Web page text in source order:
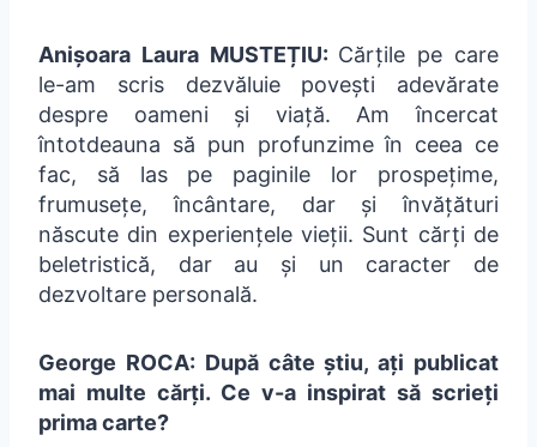
Anișoara Laura MUSTEȚIU: Cărțile pe care
le-am scris dezvăluie povești adevărate
despre oameni și viață. Am încercat
întotdeauna să pun profunzime în ceea ce
fac, să las pe paginile lor prospețime,
frumusețe, încântare, dar și învățături
născute din experiențele vieții. Sunt cărți de
beletristică, dar au și un caracter de
dezvoltare personală.
George ROCA: După câte știu, ați publicat
mai multe cărți. Ce v-a inspirat să scrieți
prima carte?